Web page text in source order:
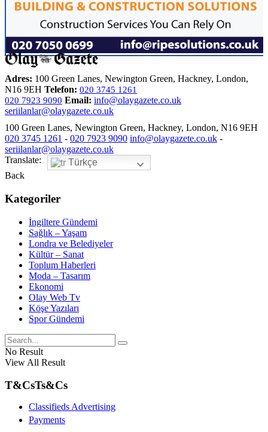
Adres: 100 Green Lanes, Newington Green, Hackney, London,
N16 9EH Telefon: 020 3745 1261
020 7923 9090 Email: info@olaygazete.co.uk
seriilanlar@olaygazete.co.uk
100 Green Lanes, Newington Green, Hackney, London, N16 9EH
020 3745 1261 - 020 7923 9090 info@olaygazete.co.uk -
seriilanlar@olaygazete.co.uk
Translate:
Türkçe
Back
Kategoriler
İngiltere Gündemi
Sağlık – Yaşam
Londra ve Belediyeler
Kültür – Sanat
Toplum Haberleri
Moda – Tasarım
Ekonomi
Olay Web Tv
Köşe Yazıları
Spor Gündemi
No Result
View All Result
T&CsTs&Cs
Classifieds Advertising
Payments